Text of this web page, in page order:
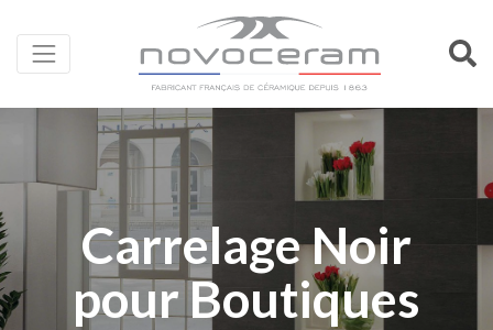
Carrelage Noir
pour Boutiques